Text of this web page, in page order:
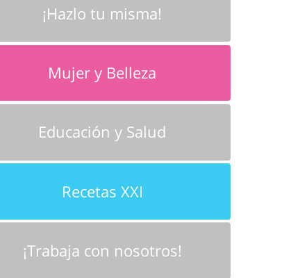
¡Hazlo tu misma!
Mujer y Belleza
Educación y Salud
Recetas XXI
¡Trabaja con nosotros!